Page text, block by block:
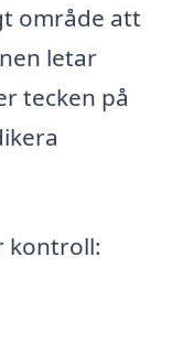
område att
letar
tecken på
kontroll: